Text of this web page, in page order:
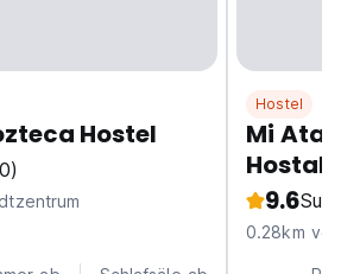
Hostel
Hostel
Mi
Hostal
9.6
0.28km